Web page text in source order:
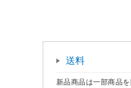
送料
新品商品は一部商品